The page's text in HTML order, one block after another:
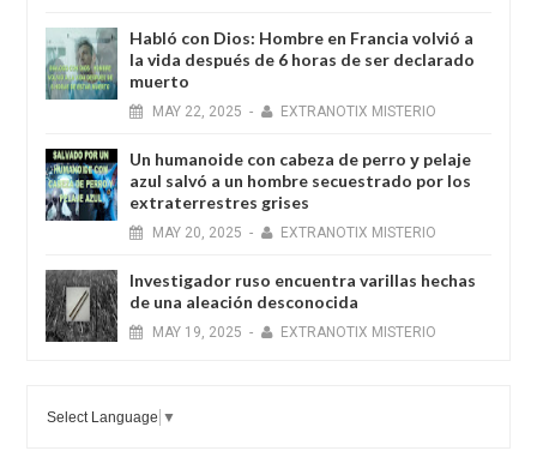
Habló con Dios: Hombre en Francia volvió a
la vida después de 6 horas de ser declarado
muerto
MAY 22, 2025 - EXTRANOTIX MISTERIO
Un humanoide con cabeza de perro у pelaje
azul salvó a un hombre secuestrado por los
extraterrestres grises
MAY 20, 2025 - EXTRANOTIX MISTERIO
Investigador ruso encuentra varillas hechas
de una aleación desconocida
MAY 19, 2025 - EXTRANOTIX MISTERIO
Select Language ▼